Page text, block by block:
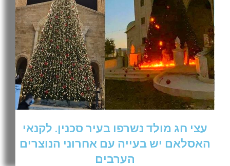
עצי חג מולד נשרפו בעיר סכנין. לקנאי
האסלאם יש בעייה עם אחרוני הנוצרים
הערבים